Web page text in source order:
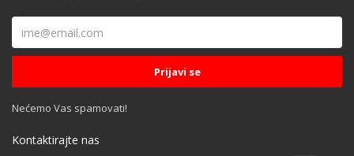
Nećemo Vas spamovati!
Kontaktirajte nas